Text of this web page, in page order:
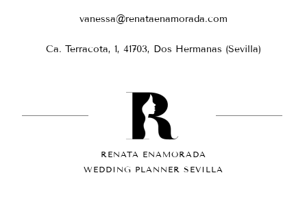
vanessa@renataenamorada.com
Ca. Terracota, 1, 41703, Dos Hermanas (Sevilla)
RENATA ENAMORADA
WEDDING PLANNER SEVILLA